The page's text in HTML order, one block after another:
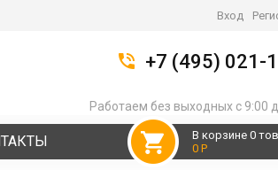
Вход
+7 (495) 021-
Работаем без выходных с 9:00
В корзине 0
0 Р